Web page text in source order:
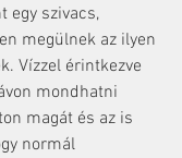
egy szivacs,
megülnek az ilyen
Vízzel érintkezve
mondhatni
magát és az is
normál